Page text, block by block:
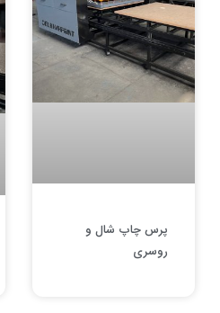
پرس چاپ شال و
روسری